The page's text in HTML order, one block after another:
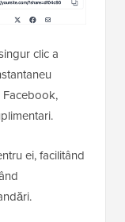
clic a
ei, facilitând